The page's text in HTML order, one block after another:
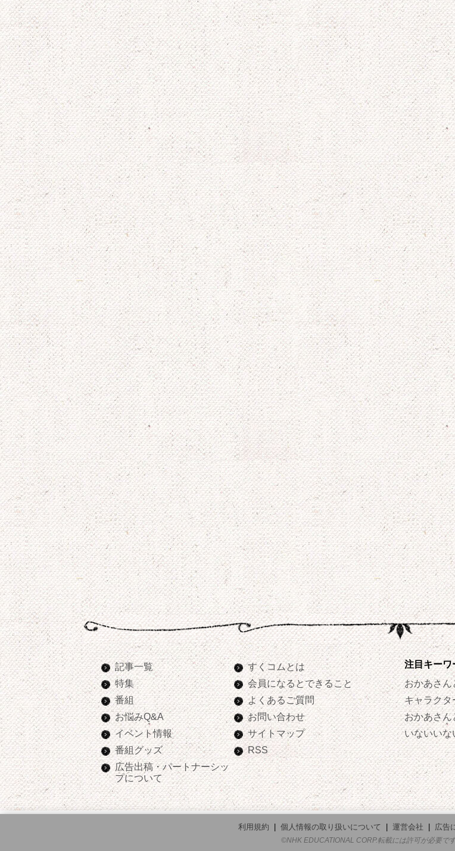
記事一覧
特集
番組
お悩みQ&A
イベント情報
番組グッズ
広告出稿・パートナーシッ
プについて
すくコムとは
会員になるとできること
よくあるご質問
お問い合わせ
サイトマップ
RSS
注目キーワ
おかあさん
キャラクタ
おかあさん
いないい
利用規約 個人情報の取り扱いについて 運営会社
広告
©NHK EDUCATIONAL CORP.転載には許可が必要で